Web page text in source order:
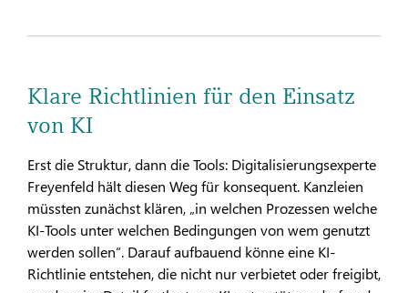
Klare Richtlinien für den Einsatz
von KI
Erst die Struktur, dann die Tools: Digitalisierungsexperte
Freyenfeld hält diesen Weg für konsequent. Kanzleien
müssten zunächst klären, „in welchen Prozessen welche
KI-Tools unter welchen Bedingungen von wem genutzt
werden sollen“. Darauf aufbauend könne eine KI-
Richtlinie entstehen, die nicht nur verbietet oder freigibt,